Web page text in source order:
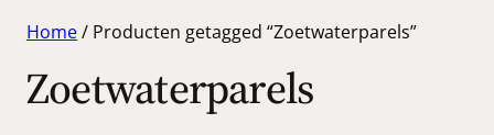
Home/ Producten getagged “Zoetwaterparels”
Zoetwaterparels